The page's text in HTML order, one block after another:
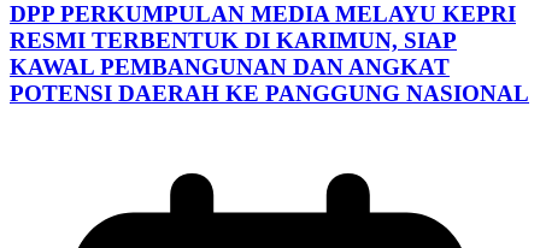
DPP PERKUMPULAN MEDIA MELAYU KEPRI
RESMI TERBENTUK DI KARIMUN, SIAP
KAWAL PEMBANGUNAN DAN ANGKAT
POTENSI DAERAH KE PANGGUNG NASIONAL